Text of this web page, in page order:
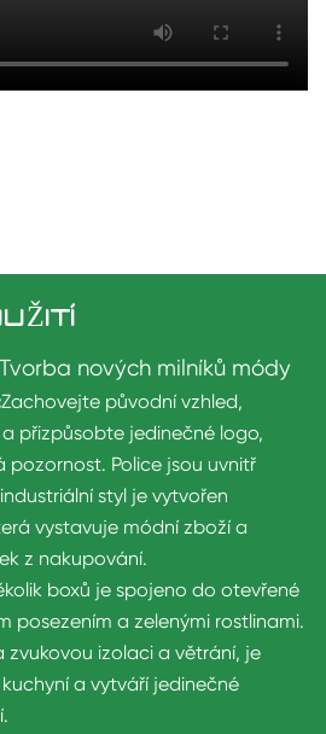
nových milníků módy
Zachovejte původní vzhled,
přizpůsobte jedinečné logo,
Police jsou uvnitř
styl je vytvořen
vystavuje módní zboží a
z nakupování.
boxů je spojeno do otevřené
posezením a zelenými rostlinami.
zvukovou izolaci a větrání, je
a vytváří jedinečné